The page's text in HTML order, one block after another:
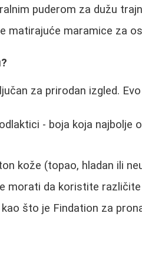
puderom za dužu
matirajuće maramice za
za prirodan izgled.
- boja koja najbolje
kože (topao, hladan ili
morati da koristite različite
što je Findation za